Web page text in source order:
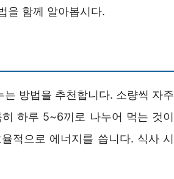
을 함께 알아봅시다.
방법을 추천합니다. 소량씩 자주
하루 5~6끼로 나누어 먹는 것이
적으로 에너지를 씁니다. 식사 시